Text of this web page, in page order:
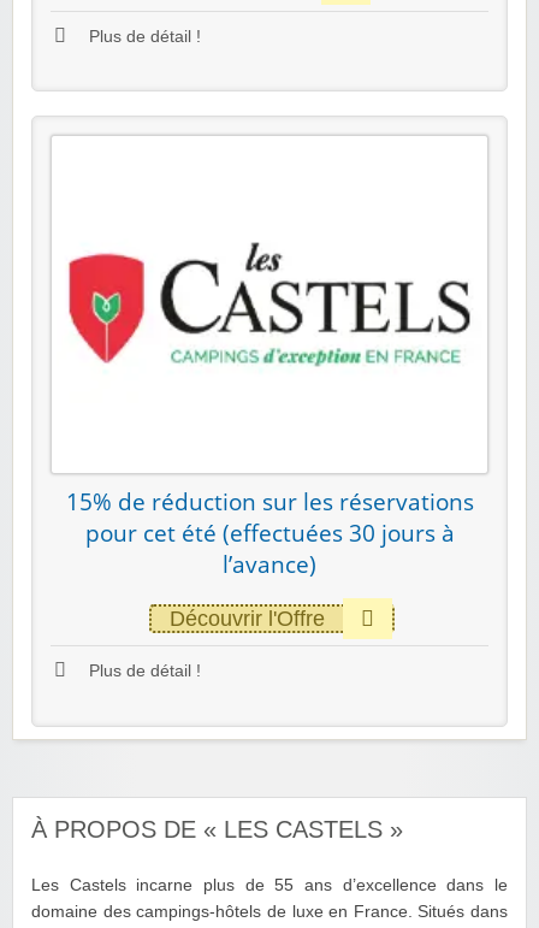
Plus de détail !
15% de réduction sur les réservations
pour cet été (effectuées 30 jours à
l’avance)
Découvrir l'Offre
Plus de détail !
À PROPOS DE « LES CASTELS »
Les Castels incarne plus de 55 ans d’excellence dans le
domaine des campings-hôtels de luxe en France. Situés dans